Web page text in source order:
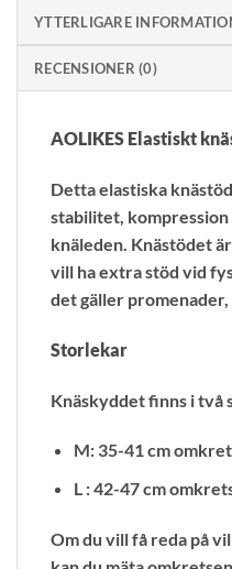
YTTERLIGARE
RECENSIONER (0)
AOLIKES Elastiskt
Detta elastiska
stabilitet,
knäleden. Knästödet
vill ha extra stöd vid
det gäller
Storlekar
Knäskyddet finns i två
M: 35-41 cm
L : 42-47 cm
Om du vill få reda på